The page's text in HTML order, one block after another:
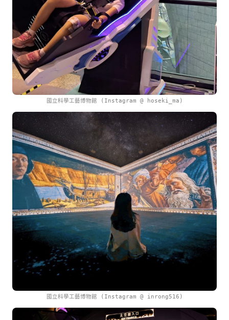
國立科學工藝博物館 (Instagram @ hoseki_ma)
國立科學工藝博物館 (Instagram @ inrong516)